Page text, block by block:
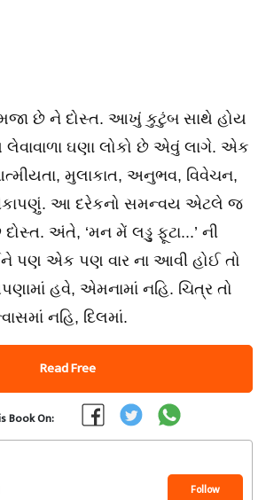
છે ને દોસ્ત. આખું કુટુંબ સાથે હોય
ઘણા લોકો છે એવું લાગે. એક
મુલાકાત, અનુભવ, વિવેચન,
આ દરેકનો સમન્વય એટલે જ
અંતે, ‘મન મેં લડ્ડુ ફૂટા...’ ની
પણ એક પણ વાર ના આવી હોઈ તો
હવે, એમનામાં નહિ. ચિત્ર તો
નહિ, દિલમાં.
Read Free
Book On:
Follow